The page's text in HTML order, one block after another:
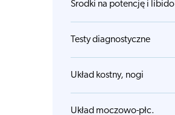
Środki na potencję i libido
Testy diagnostyczne
Układ kostny, nogi
Układ moczowo-płc.